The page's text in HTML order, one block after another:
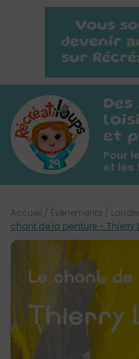
et
Pour
et les
Accueil / Évènements /
chant de la peinture – Thierry